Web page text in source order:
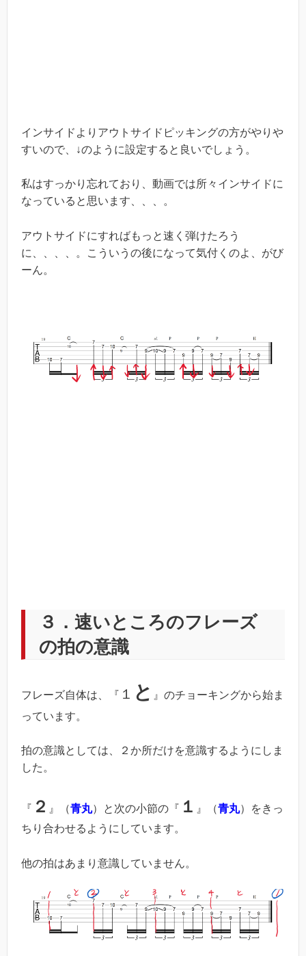
インサイドよりアウトサイドピッキングの方がやりや
すいので、↓のように設定すると良いでしょう。
私はすっかり忘れており、動画では所々インサイドに
なっていると思います、、、。
アウトサイドにすればもっと速く弾けたろう
に、、、、。こういうの後になって気付くのよ、がび
ーん。
３．速いところのフレーズ
の拍の意識
フレーズ自体は、『 １ と 』のチョーキングから始ま
っています。
拍の意識としては、２か所だけを意識するようにしま
した。
『 ２ 』（青丸）と次の小節の『 １ 』（青丸）をきっ
ちり合わせるようにしています。
他の拍はあまり意識していません。